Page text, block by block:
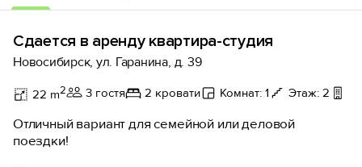
Сдается в аренду квартира-студия
Новосибирск, ул. Гаранина, д. 39
22 m2 3 гостя 2 кровати Комнат: 1 Этаж: 2
Отличный вариант для семейной или деловой
поездки!